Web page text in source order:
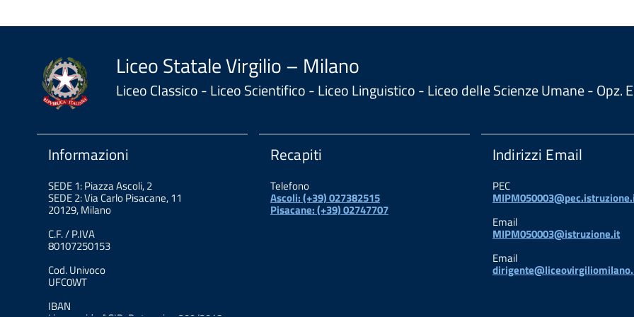
Liceo Statale Virgilio – Milano
Liceo Classico - Liceo Scientifico - Liceo Linguistico - Liceo delle Scienze Umane - Opz.
Informazioni
SEDE 1: Piazza Ascoli, 2
SEDE 2: Via Carlo Pisacane, 11
20129, Milano
C.F. / P.IVA
80107250153
Cod. Univoco
UFC0WT
IBAN
Recapiti
Telefono
Ascoli: (+39) 027382515
Pisacane: (+39) 02747707
Indirizzi Email
PEC
Email
MIPM050003@istruzione.it
Email